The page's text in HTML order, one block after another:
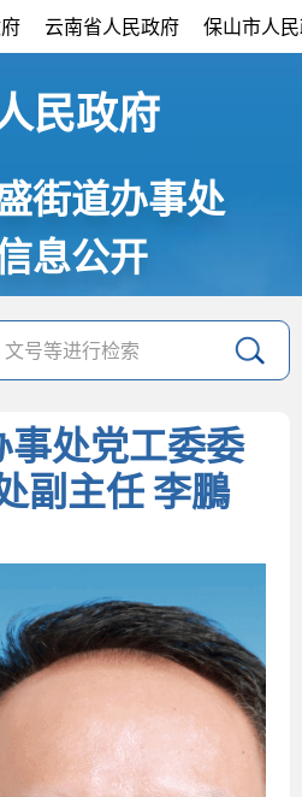
云南省人民政府 保山市人
民政府
街道办事处
息公开
事处党工委委
副主任 李鵬